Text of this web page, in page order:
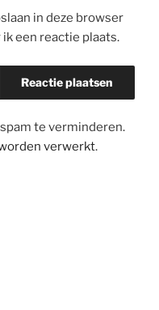
in deze browser
een reactie plaats.
te verminderen.
verwerkt.